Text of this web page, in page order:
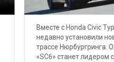
Вместе с Honda Civic
недавно установили
трассе Нюрбургринга.
«SC6» станет лидером